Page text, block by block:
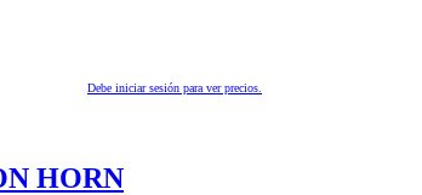
Debe iniciar sesión para ver precios.
HORN